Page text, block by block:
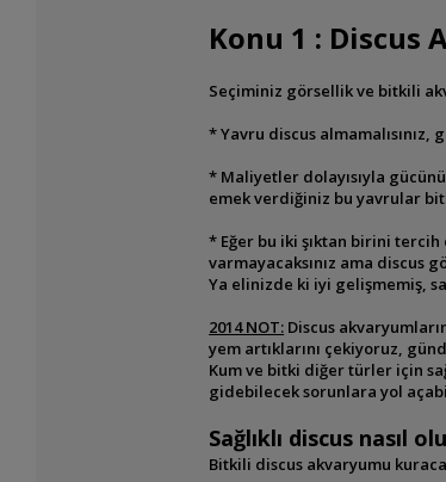
Konu 1 : Discus
Seçiminiz görsellik ve bitkili
* Yavru discus
* Maliyetler dolayısıyla
emek verdiğiniz bu yavrular
* Eğer bu iki şıktan birini
varmayacaksınız ama discus
Ya elinizde ki iyi gelişmemiş,
2014 NOT: Discus
yem artıklarını çekiyoruz,
Kum ve bitki diğer türler için
gidebilecek sorunlarayol
Sağlıklı discus nasıl
Bitkili discus akvaryumu